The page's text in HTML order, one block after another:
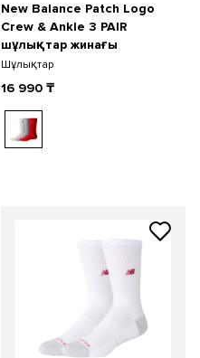
New Balance Patch Logo
Crew & Ankle 3 PAIR
шұлықтар жинағы
Шұлықтар
16 990 ₸